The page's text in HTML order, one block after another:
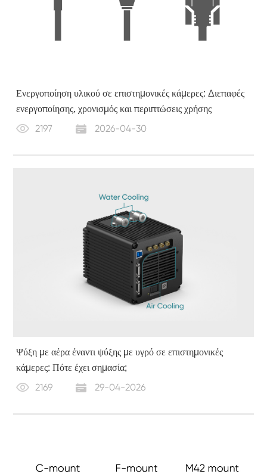
Ενεργοποίηση υλικού σε επιστημονικές κάμερες: Διεπαφές
ενεργοποίησης, χρονισμός και περιπτώσεις χρήσης
2197 2026-04-30
Ψύξη με αέρα έναντι ψύξης με υγρό σε επιστημονικές
κάμερες: Πότε έχει σημασία;
2169 29-04-2026